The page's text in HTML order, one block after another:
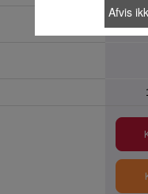
Afvis